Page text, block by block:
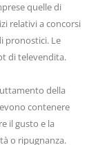
quelle di
relativi a concorsi
pronostici. Le
di televendita.
della
contenere
il gusto e la
o ripugnanza.